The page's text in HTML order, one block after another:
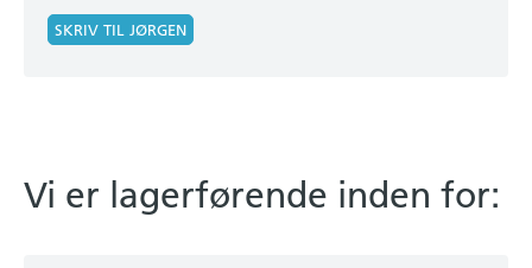
SKRIV TIL JØRGEN
Vi er lagerførende inden for: